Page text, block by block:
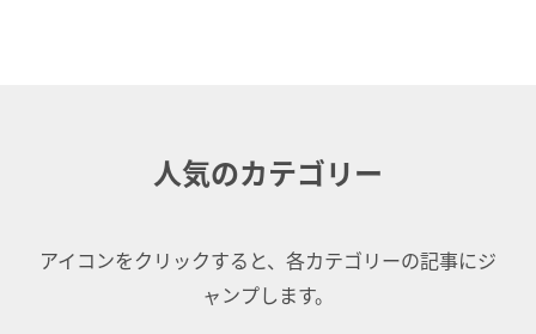
人気のカテゴリー
アイコンをクリックすると、各カテゴリーの記事にジ
ャンプします。